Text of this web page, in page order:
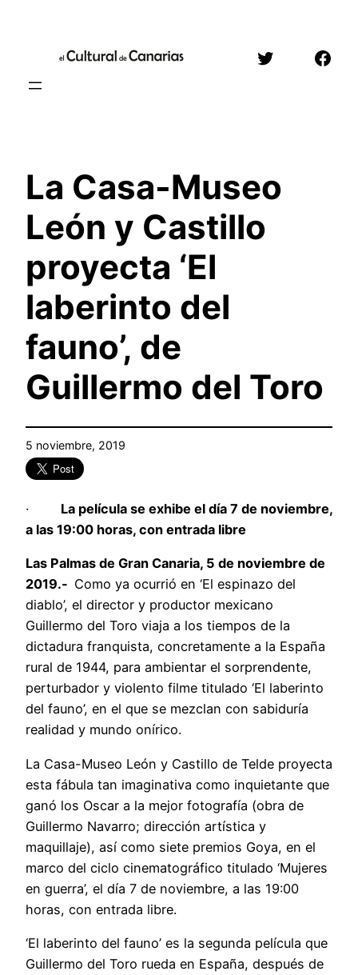
contenido
Twitter
La Casa-Museo
León y Castillo
proyecta ‘El
laberinto del
fauno’, de
Guillermo del Toro
5 noviembre, 2019
· La película se exhibe el día 7 de noviembre,
a las 19:00 horas, con entrada libre
Las Palmas de Gran Canaria, 5 de noviembre de
2019.- Como ya ocurrió en ‘El espinazo del
diablo’, el director y productor mexicano
Guillermo del Toro viaja a los tiempos de la
dictadura franquista, concretamente a la España
rural de 1944, para ambientar el sorprendente,
perturbador y violento filme titulado ‘El laberinto
del fauno’, en el que se mezclan con sabiduría
realidad y mundo onírico.
La Casa-Museo León y Castillo de Telde proyecta
esta fábula tan imaginativa como inquietante que
ganó los Oscar a la mejor fotografía (obra de
Guillermo Navarro; dirección artística y
maquillaje), así como siete premios Goya, en el
marco del ciclo cinematográfico titulado ‘Mujeres
en guerra’, el día 7 de noviembre, a las 19:00
horas, con entrada libre.
‘El laberinto del fauno’ es la segunda película que
Guillermo del Toro rueda en España, después de